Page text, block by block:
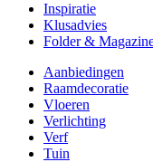
Inspiratie
Klusadvies
Folder &
Aanbiedingen
Raamdecoratie
Vloeren
Verlichting
Verf
Tuin